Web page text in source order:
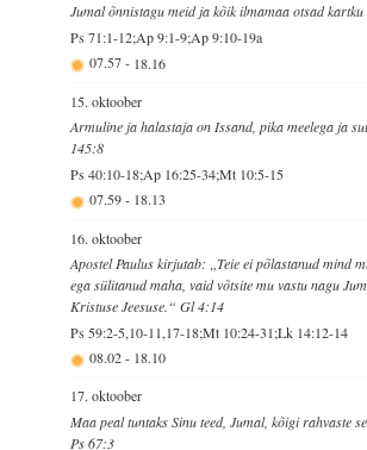
Jumal õnnistagu meid ja kõik ilmamaa otsad
Ps 71:1-12;Ap 9:1-9;Ap 9:10-19a
07.57- 18.16
15. oktoober
Armuline ja halastaja on Issand, pika meelega ja
145:8
Ps 40:10-18;Ap 16:25-34;Mt 10:5-15
07.59- 18.13
16. oktoober
Apostel Paulus kirjutab: „Teie ei põlastanud mind
ega sülitanud maha, vaid võtsite mu vastu nagu
Kristuse Jeesuse.“ Gl 4:14
Ps 59:2-5,10-11,17-18;Mt 10:24-31;Lk 14:12-14
08.02- 18.10
17. oktoober
Maa peal tuntaks Sinu teed, Jumal, kõigi rahvaste
Ps 67:3